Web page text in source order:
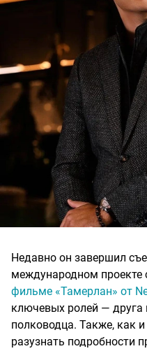
Недавно он завершил
международном
фильме «Тамерлан» от
ключевых ролей — друга
полководца. Также, как
разузнать подробности